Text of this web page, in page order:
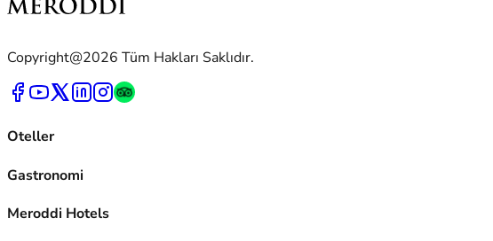
Copyright@2026 Tüm Hakları Saklıdır.
Oteller
Gastronomi
Meroddi Hotels